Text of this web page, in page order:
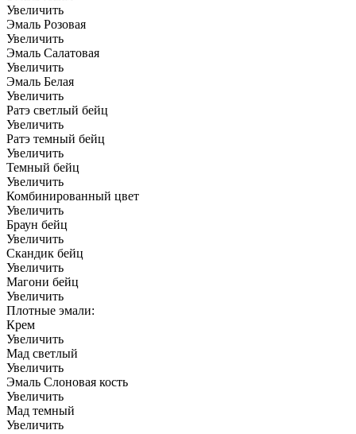
Увеличить
Эмаль Розовая
Увеличить
Эмаль Салатовая
Увеличить
Эмаль Белая
Увеличить
Ратэ светлый бейц
Увеличить
Ратэ темный бейц
Увеличить
Темный бейц
Увеличить
Комбинированный цвет
Увеличить
Браун бейц
Увеличить
Скандик бейц
Увеличить
Магони бейц
Увеличить
Плотные эмали:
Крем
Увеличить
Мад светлый
Увеличить
Эмаль Слоновая кость
Увеличить
Мад темный
Увеличить